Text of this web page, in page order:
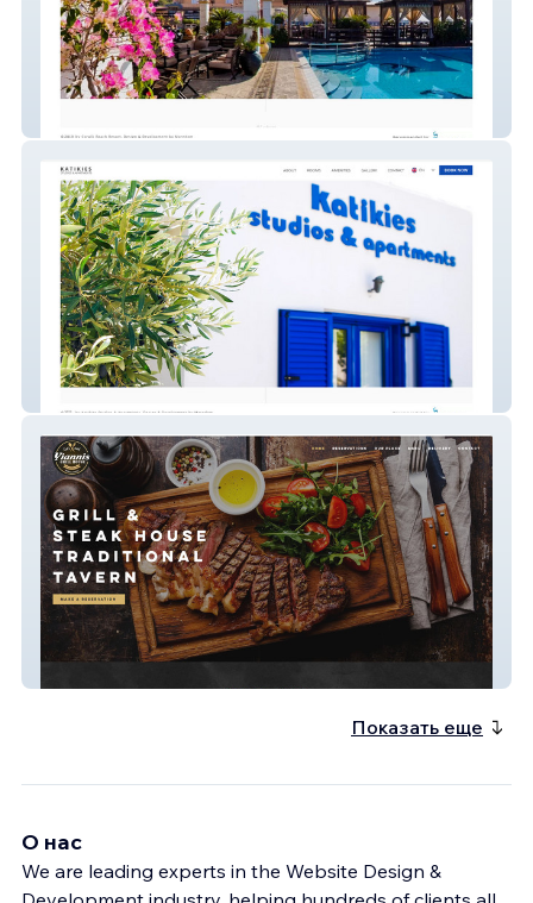
Katikies Studios
Показать еще
О нас
We are leading experts in the Website Design &